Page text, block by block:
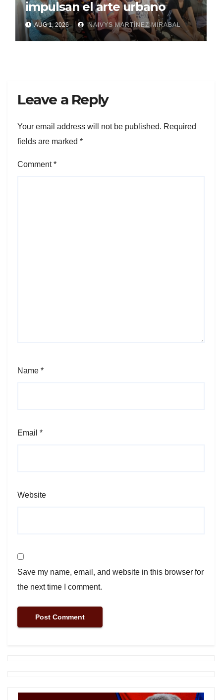
impulsan el arte urbano
AUG 1, 2026 NAIVYS MARTÍNEZ MIRABAL
Leave a Reply
Your email address will not be published. Required
fields are marked *
Comment*
Name *
Email *
Website
Save my name, email, and website in this browser for
the next time I comment.